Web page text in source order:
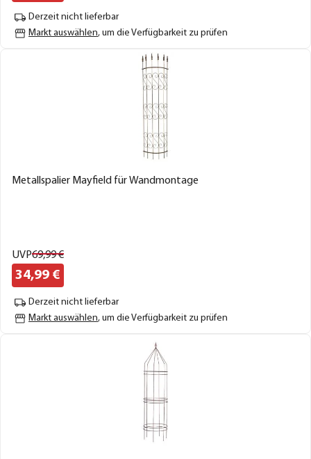
Derzeit nicht lieferbar
Markt auswählen, um die Verfügbarkeit zu prüfen
Metallspalier Mayfield für Wandmontage
UVP69,99€
34,99 €
Derzeit nicht lieferbar
Markt auswählen, um die Verfügbarkeit zu prüfen